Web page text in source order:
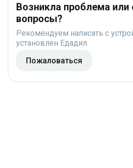
Возникла проблема или
вопросы?
Рекомендуем написать с
установлен Едадил
Пожаловаться